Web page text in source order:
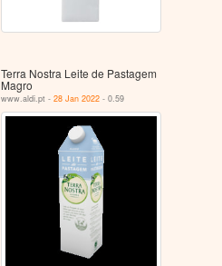
Terra Nostra Leite de Pastagem
Magro
www.aldi.pt -28 Jan 2022 - 0.59